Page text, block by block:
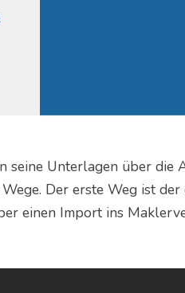
seine Unterlagen über
Der erste Weg ist
einen Import ins